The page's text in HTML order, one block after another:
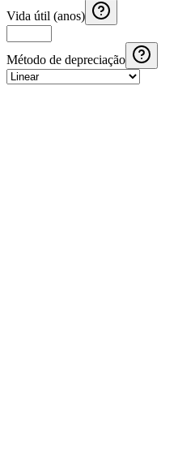
Vida útil (anos)
Método de depreciação